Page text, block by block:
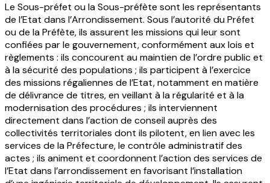
Le Sous-préfet ou la Sous-préfète sont les représentants
de l’Etat dans l’Arrondissement. Sous l’autorité du Préfet
ou de la Préfète, ils assurent les missions qui leur sont
confiées par le gouvernement, conformément aux lois et
règlements : ils concourent au maintien de l’ordre public et
à la sécurité des populations ; ils participent à l’exercice
des missions régaliennes de l’Etat, notamment en matière
de délivrance de titres, en veillant à la régularité et à la
modernisation des procédures ; ils interviennent
directement dans l’action de conseil auprès des
collectivités territoriales dont ils pilotent, en lien avec les
services de la Préfecture, le contrôle administratif des
actes ; ils animent et coordonnent l’action des services de
l’Etat dans l’arrondissement en favorisant l’installation